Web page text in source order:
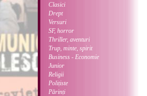
Clasici
Drept
Versuri
SF, horror
Thriller, aventuri
Trup, minte, spirit
Business - Economie
Junior
Religii
Polițiste
Părinți